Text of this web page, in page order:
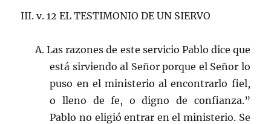
III. v. 12 EL TESTIMONIO DE UN SIERVO
A. Las razones de este servicio Pablo dice que
está sirviendo al Señor porque el Señor lo
puso en el ministerio al encontrarlo fiel,
o lleno de fe, o digno de confianza.”
Pablo no eligió entrar en el ministerio. Se